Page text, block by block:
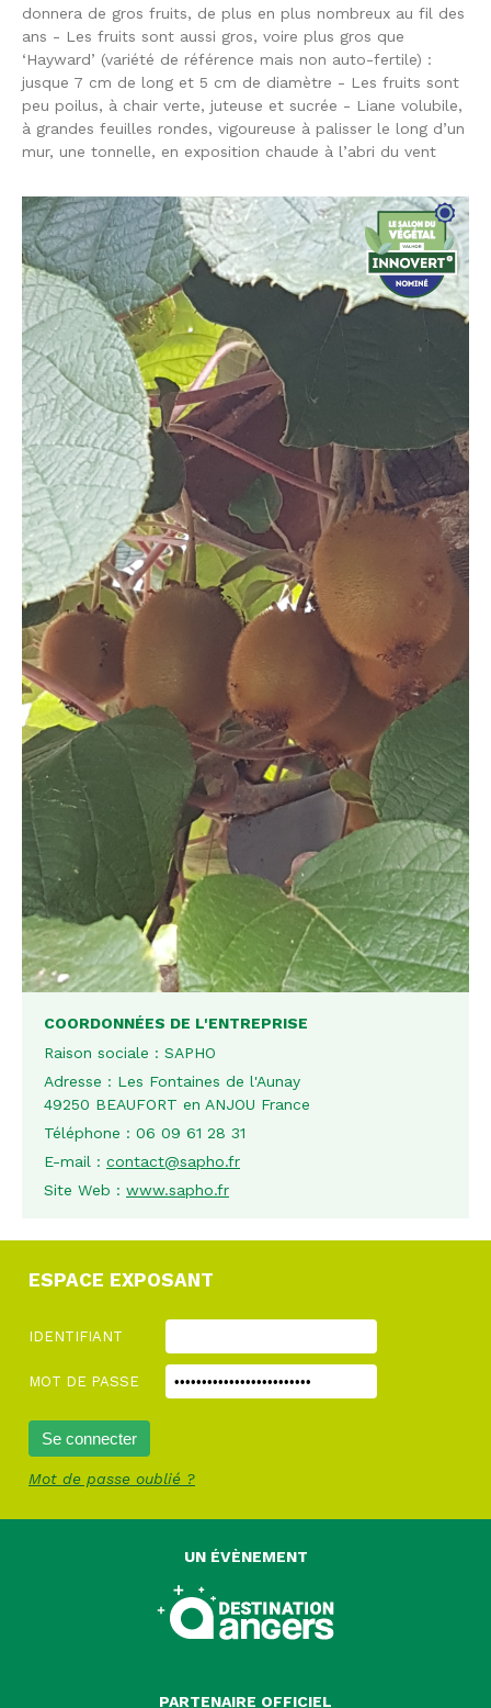
donnera de gros fruits, de plus en plus nombreux au fil des
ans - Les fruits sont aussi gros, voire plus gros que
‘Hayward’ (variété de référence mais non auto-fertile) :
jusque 7 cm de long et 5 cm de diamètre - Les fruits sont
peu poilus, à chair verte, juteuse et sucrée - Liane volubile,
à grandes feuilles rondes, vigoureuse à palisser le long d’un
mur, une tonnelle, en exposition chaude à l’abri du vent
COORDONNÉES DE L'ENTREPRISE
Raison sociale : SAPHO
Adresse : Les Fontaines de l'Aunay
49250 BEAUFORT en ANJOU France
Téléphone : 06 09 61 28 31
E-mail : contact@sapho.fr
Site Web : www.sapho.fr
ESPACE EXPOSANT
IDENTIFIANT
MOT DE PASSE
Mot de passe oublié ?
UN ÉVÈNEMENT
PARTENAIRE OFFICIEL